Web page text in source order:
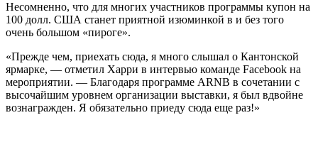
Несомненно, что для многих участников программы купон на
100 долл. США станет приятной изюминкой в и без того
очень большом «пироге».
«Прежде чем, приехать сюда, я много слышал о Кантонской
ярмарке, — отметил Харри в интервью команде Facebook на
мероприятии. — Благодаря программе ARNB в сочетании с
высочайшим уровнем организации выставки, я был вдвойне
вознагражден. Я обязательно приеду сюда еще раз!»